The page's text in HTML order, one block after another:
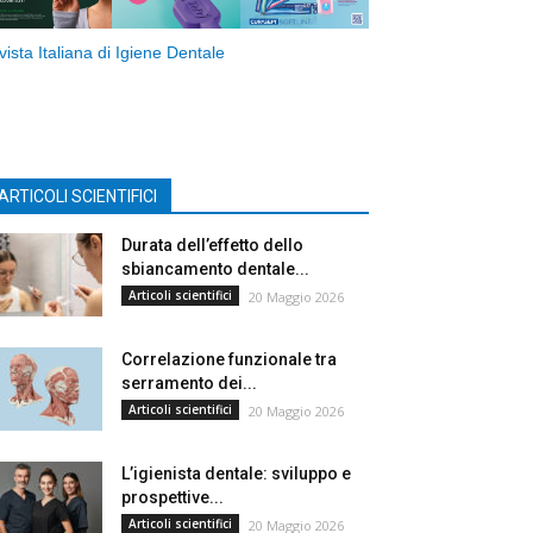
Italiana di Igiene Dentale
SCIENTIFICI
Durata dell’effetto dello
sbiancamento dentale...
Articoli scientifici 20 Maggio 2026
Correlazione funzionale tra
serramento dei...
Articoli scientifici 20 Maggio 2026
L’igienista dentale: sviluppo e
prospettive...
Articoli scientifici 20 Maggio 2026